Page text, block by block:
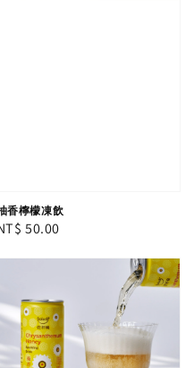
香檸檬凍飲
50.00